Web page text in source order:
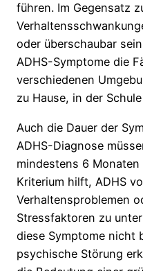
führen. Im Gegensatz
oder überschaubar
ADHS-Symptome die
verschiedenen
zu Hause, in der
Auch die Dauer der
ADHS-Diagnose
mindestens 6
Kriterium hilft, ADHS
Verhaltensproblemen
Stressfaktoren zu
diese Symptome nicht
psychische Störung